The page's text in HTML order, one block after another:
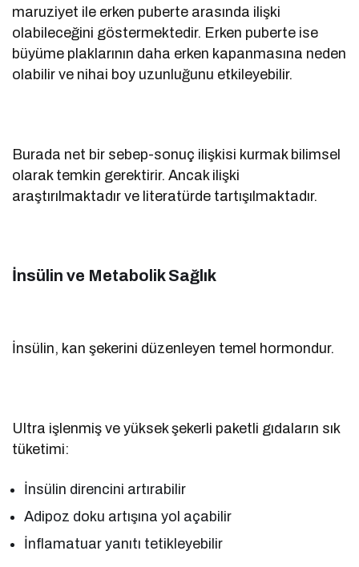
maruziyet ile erken puberte arasında ilişki
olabileceğini göstermektedir. Erken puberte ise
büyüme plaklarının daha erken kapanmasına neden
olabilir ve nihai boy uzunluğunu etkileyebilir.
Burada net bir sebep-sonuç ilişkisi kurmak bilimsel
olarak temkin gerektirir. Ancak ilişki
araştırılmaktadır ve literatürde tartışılmaktadır.
İnsülin ve Metabolik Sağlık
İnsülin, kan şekerini düzenleyen temel hormondur.
Ultra işlenmiş ve yüksek şekerli paketli gıdaların sık
tüketimi:
İnsülin direncini artırabilir
Adipoz doku artışına yol açabilir
İnflamatuar yanıtı tetikleyebilir